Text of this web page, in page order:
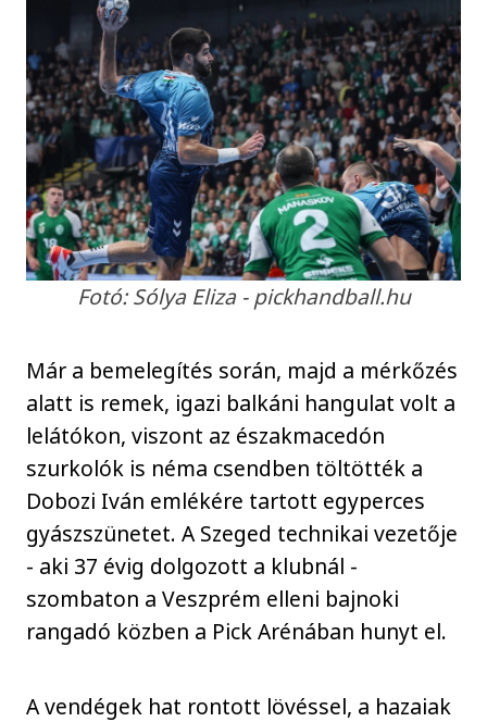
Fotó: Sólya Eliza - pickhandball.hu
Már a bemelegítés során, majd a mérkőzés
alatt is remek, igazi balkáni hangulat volt a
lelátókon, viszont az északmacedón
szurkolók is néma csendben töltötték a
Dobozi Iván emlékére tartott egyperces
gyászszünetet. A Szeged technikai vezetője
- aki 37 évig dolgozott a klubnál -
szombaton a Veszprém elleni bajnoki
rangadó közben a Pick Arénában hunyt el.
A vendégek hat rontott lövéssel, a hazaiak